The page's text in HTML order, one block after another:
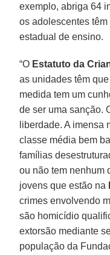
exemplo, abriga 64
os adolescentes
estadual de ensino.
“O Estatuto da
as unidades têm
medida tem um
de ser uma sanção.
liberdade. A imensa
classe média bem
famílias
ou não tem nenhum
jovens que estão na
crimes envolvendo
são homicídio
extorsão mediante
população da